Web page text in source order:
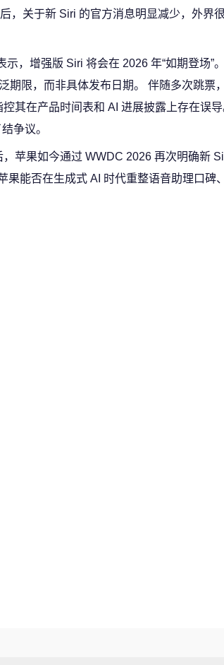
，关于新 Siri 的官方消息明显减少，外界
，增强版 Siri 将会在 2026 年“如期登场”
期限，而非具体发布日期。 伴随多次跳票
其在产品时间表和 AI 进展披露上存在误
争议。
苹果如今通过 WWDC 2026 再次明确新
能否在生成式 AI 时代重整语音助理口碑